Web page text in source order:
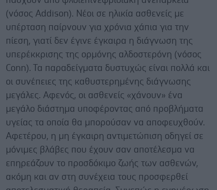
(νόσος Addison). Νέοι σε ηλικία ασθενείς με
υπέρταση παίρνουν για χρόνια χάπια για την
πίεση, γιατί δεν έγινε έγκαιρα η διάγνωση της
υπερέκκρισης της ορμόνης αλδοστερόνη (νόσος
Conn). Τα παραδείγματα δυστυχώς είναι πολλά και
οι συνέπειες της καθυστερημένης διάγνωσης
μεγάλες. Αφενός, οι ασθενείς «χάνουν» ένα
μεγάλο διάστημα υποφέροντας από προβλήματα
υγείας τα οποία θα μπορούσαν να αποφευχθούν.
Αφετέρου, η μη έγκαιρη αντιμετώπιση οδηγεί σε
μόνιμες βλάβες που έχουν σαν αποτέλεσμα να
επηρεάζουν το προσδόκιμο ζωής των ασθενών,
ακόμη και αν στη συνέχεια τους προσφερθεί